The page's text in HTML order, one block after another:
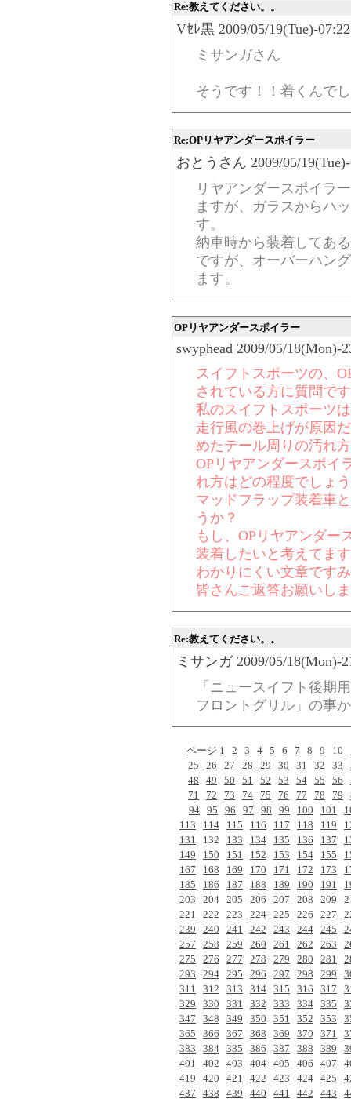
Re:教えてください。。
Vｾﾚ黒 2009/05/19(Tue)-
ミサンガさん
そうです！！着くんで
Re:OPリヤアンダースポイラー
おとうさん 2009/05/
リヤアンダースポイラ
ますが、ガラスからハ
す。
納車時から装着してあ
ですが、オーバーハン
ます。
OPリヤアンダースポイラー
swyphead 2009/05/18(Mon)-
スイフトスポーツの、
されている方に質問で
私のスイフトスポーツ
走行風の巻上げが原因
めたテール周りの汚れ
OPリヤアンダースポイ
れ方はどの程度でしょ
マッドフラップ装着車
うか？
もし、OPリヤアンダー
装着したいと考えてま
わかりにくい文章です
皆さんご返答お願いし
Re:教えてください。。
ミサンガ 2009/05/18(Mon)-
「ニュースイフト後
フロントグリル」の事
ページ 1 2 3 4 5 6 7 8 9 10
25
26 27 28 29 30 31 32 33
48
49 50 51 52 53 54 55 56
71
72 73 74 75 76 77 78 79
94 95 96 97 98 99 100 101
113
114 115 116 117 118 119
131
132 133 134 135 136 137
149
150 151 152 153 154 155
167
168 169 170 171 172 173
185
186 187 188 189 190 191
203
204 205 206 207 208 209
221
222 223 224 225 226 227
239
240 241 242 243 244 245
257
258 259 260 261 262 263
275
276 277 278 279 280 281
293
294 295 296 297 298 299
311
312 313 314 315 316 317
329
330 331 332 333 334 335
347
348 349 350 351 352 353
365
366 367 368 369 370 371
383
384 385 386 387 388 389
401
402 403 404 405 406 407
419
420 421 422 423 424 425
437
438 439 440 441 442 443